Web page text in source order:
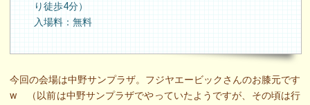
り徒歩4分）
入場料：無料
今回の会場は中野サンプラザ。フジヤエービックさんのお膝元です
w （以前は中野サンプラザでやっていたようですが、その頃は行